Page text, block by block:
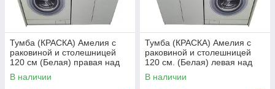
Тумба (КРАСКА) Амелия с
раковиной и столешницей
120 см (Белая) правая над
стиральной машиной. РФ
В наличии
Тумба (КРАСКА) Амелия с
раковиной и столешницей
120 см. (Белая) левая над
стиральной машиной. РФ
В наличии